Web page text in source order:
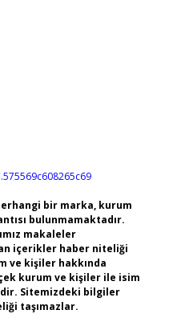
bir marka, kurum
bulunmamaktadır.
makaleler
içerikler haber niteliği
ve kişiler hakkında
kurum ve kişiler ile isim
Sitemizdeki bilgiler
taşımazlar.